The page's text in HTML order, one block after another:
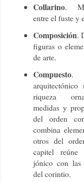
Collarino.
entre el fuste y
Composición.
figuras o
de arte.
Compuesto.
riqueza
medidas y
del orden
combina
otros del
capitel
jónico con las
del corintio.